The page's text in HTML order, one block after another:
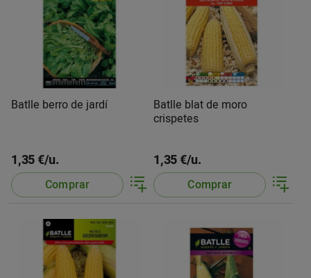
Batlle berro de jardí
1,35 €/u.
Comprar
Batlle blat de moro
crispetes
1,35 €/u.
Comprar